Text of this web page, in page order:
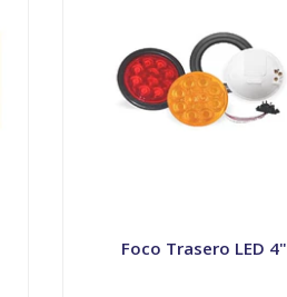
Foco Trasero LED 4"